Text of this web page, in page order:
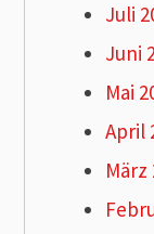
Juli
Juni
Mai
April
März